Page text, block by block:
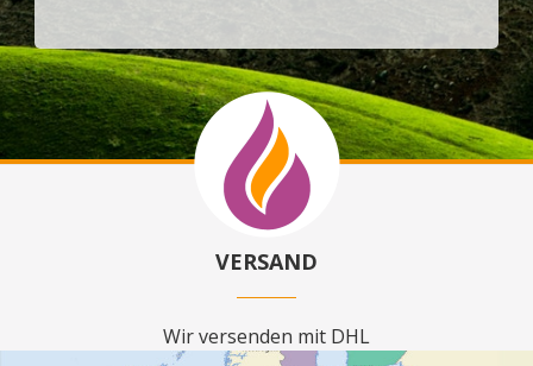
VERSAND
Wir versenden mit DHL